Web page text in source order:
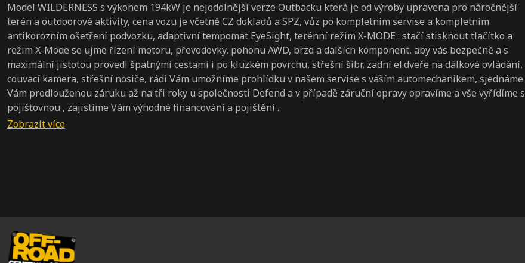
Model WILDERNESS s výkonem 194kW je nejodolnější verze Outbacku která je od výroby upravena pro náročnější
terén a outdoorové aktivity, cena vozu je včetně CZ dokladů a SPZ, vůz po kompletním servise a kompletním
antikorozním ošetření podvozku, adaptivní tempomat EyeSight, terénní režim X-MODE : stačí stisknout tlačítko a
režim X-Mode se ujme řízení motoru, převodovky, pohonu AWD, brzd a dalších komponent, aby vás bezpečně a s
maximální jistotou provedl špatnými cestami i po kluzkém povrchu, střešní šíbr, zadní el.dveře na dálkové ovládání,
couvací kamera, střešní nosiče, rádi Vám umožníme prohlídku v našem servise s vaším automechanikem, sjednáme
Vám prodlouženou záruku až na tři roky u společnosti Defend a v případě záruční opravy opravíme a vše vyřídíme s
pojišťovnou , zajistíme Vám výhodné financování a pojištění .